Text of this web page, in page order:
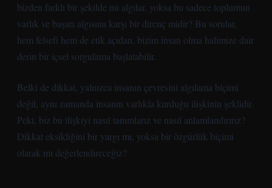
bizden farklı bir şekilde mi algılar, yoksa bu sadece toplumun
varlık ve başarı algısına karşı bir direnç midir? Bu sorular,
hem felsefi hem de etik açıdan, bizim insan olma halimize dair
derin bir içsel sorgulama başlatabilir.
Belki de dikkat, yalnızca insanın çevresini algılama biçimi
değil, aynı zamanda insanın varlıkla kurduğu ilişkinin şeklidir.
Peki, biz bu ilişkiyi nasıl tanımlarız ve nasıl anlamlandırırız?
Dikkat eksikliğini bir yargı mı, yoksa bir özgürlük biçimi
olarak mı değerlendireceğiz?